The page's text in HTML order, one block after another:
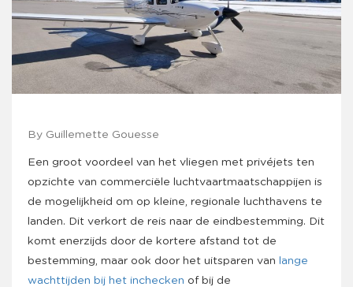
By Guillemette Gouesse
Een groot voordeel van het vliegen met privéjets ten
opzichte van commerciële luchtvaartmaatschappijen is
de mogelijkheid om op kleine, regionale luchthavens te
landen. Dit verkort de reis naar de eindbestemming. Dit
komt enerzijds door de kortere afstand tot de
bestemming, maar ook door het uitsparen van
lange
wachttijden bij het inchecken of bij de